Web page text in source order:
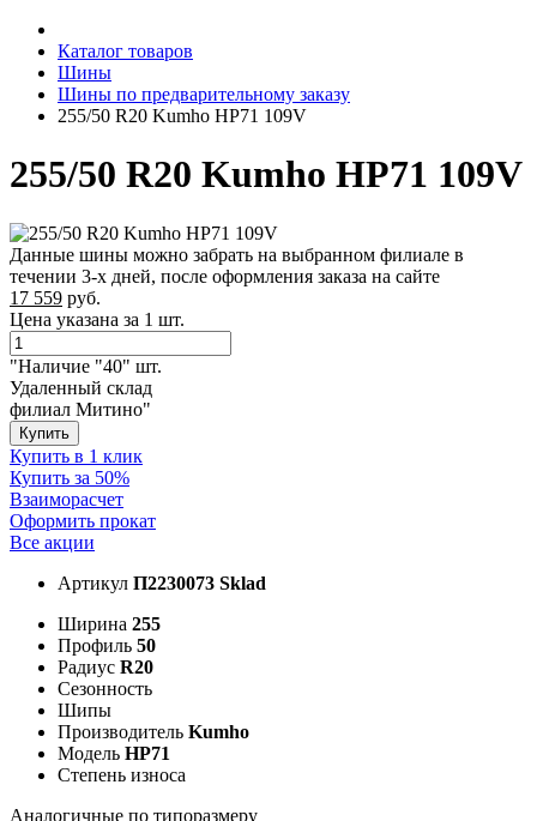
Каталог товаров
Шины
Шины по предварительному заказу
255/50 R20 Kumho HP71 109V
255/50 R20 Kumho HP71 109V
Данные шины можно забрать на выбранном филиале в
течении 3-х дней, после оформления заказа на сайте
17 559 руб.
Цена указана за 1 шт.
"Наличие "40" шт.
Удаленный склад
филиал Митино"
Купить
Купить в 1 клик
Купить за 50%
Взаиморасчет
Оформить прокат
Все акции
Артикул П2230073 Sklad
Ширина 255
Профиль 50
Радиус R20
Сезонность
Шипы
Производитель Kumho
Модель HP71
Степень износа
Аналогичные по типоразмеру